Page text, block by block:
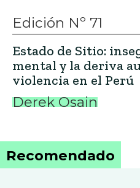
Edición Nº 71
Estado de Sitio:
mental y la deriva
violencia en el Perú
Derek Osain
Recomendado